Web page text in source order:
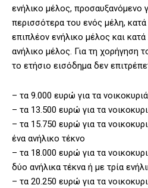
ενήλικο μέλος, προσαυξανόμενο
περισσότερα του ενός μέλη,
επιπλέον ενήλικο μέλος και
ανήλικο μέλος. Για τη χορήγηση
το ετήσιο εισόδημα δεν
– τα 9.000 ευρώ για τα
– τα 13.500 ευρώ για τα
– τα 15.750 ευρώ για τα
ένα ανήλικο τέκνο
– τα 18.000 ευρώ για τα
δύο ανήλικα τέκνα ή με τρία
– τα 20.250 ευρώ για τα